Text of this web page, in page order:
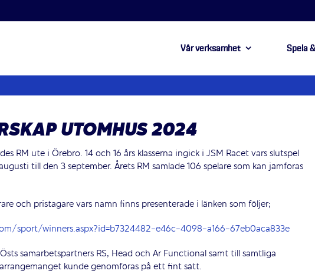
Vår verksamhet Spela
UTOMHUS 2024
RM ute i Örebro. 14 och 16 års klasserna ingick i JSM Racet vars slutspel
till den 3 september. Årets RM samlade 106 spelare som kan jämföras
och pristagare vars namn finns presenterade i länken som följer;
sport/winners.aspx?id=b7324482-e46c-4098-a166-67eb0aca833e
samarbetspartners RS, Head och Ar Functional samt till samtliga
kunde genomföras på ett fint sätt.